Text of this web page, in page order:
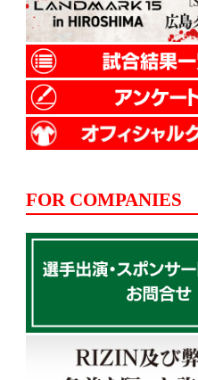
FOR COMPANIES